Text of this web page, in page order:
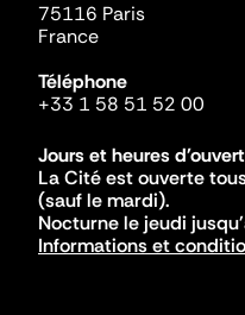
75116 Paris
France
Téléphone
+33 1 58 51 52 00
Jours et heures
La Cité est ouverte
(sauf le mardi).
Nocturne le jeudi
Informations et